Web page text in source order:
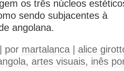
os três núcleos
sendo subjacentes à
angolana.
por martalanca
alice
, artes visuais, inês